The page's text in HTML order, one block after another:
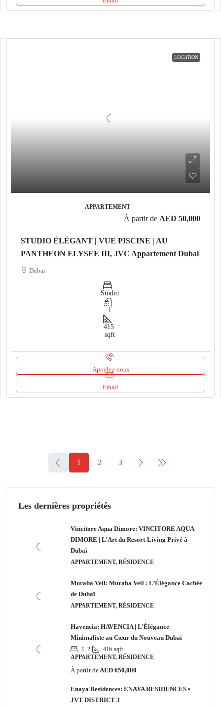
LOCATION
APPARTEMENT
À partir de AED 50,000
STUDIO ÉLÉGANT | VUE PISCINE | AU
PANTHEON ELYSEE III, JVC Appartement Dubai
Dubai
Studio
1
415
sqft
Appelez-nous
Email
1 2 3
Les dernières propriétés
Vincitore Aqua Dimore: VINCITORE AQUA
DIMORE | L’Art du Resort-Living Privé à
Dubaï
APPARTEMENT, RÉSIDENCE
Muraba Veil: Muraba Veil : L’Élégance Cachée
de Dubaï
APPARTEMENT, RÉSIDENCE
Havencia: HAVENCIA | L’Élégance
Minimaliste au Cœur du Nouveau Dubaï
1, 2 416 sqft
APPARTEMENT, RÉSIDENCE
À partir deAED 650,000
Enaya Residences: ENAYA RESIDENCES •
JVT DISTRICT 3